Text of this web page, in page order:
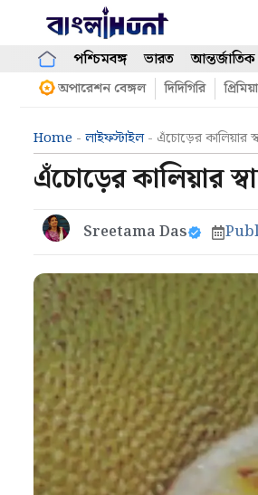
content
পশ্চিমবঙ্গ ভারত আন্তর্জাতিক
অপারেশন বেঙ্গল দিদিগিরি
Home - লাইফস্টাইল- এঁচোড়ের কালিয়ার
এঁচোড়ের কালিয়ার
Sreetama Das